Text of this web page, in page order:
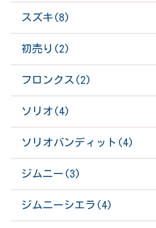
スズキ(8)
初売り(2)
フロンクス(2)
ソリオ(4)
ソリオバンディット(4)
ジムニー(3)
ジムニーシエラ(4)